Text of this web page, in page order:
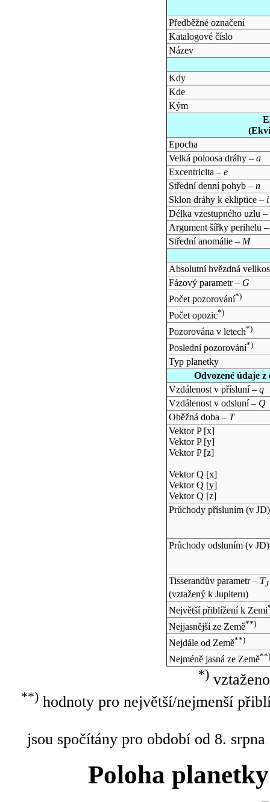
Předběžné označení
Katalogové číslo
Název
Kdy
Kde
Kým
Epocha
Velká poloosa dráhy – a
Excentricita – e
Střední denní pohyb – n
Sklon dráhy k ekliptice – i
Délka vzestupného uzlu –
Argument šířky perihelu
Střední anomálie – M
Absolutní hvězdná
Fázový parametr – G
Počet pozorování*)
Počet opozic*)
Pozorována v letech*)
Poslední pozorování*)
Typ planetky
Odvozené údaje
Vzdálenost v přísluní – q
Vzdálenost v odsluní – Q
Oběžná doba – T
Vektor P [x]
Vektor P [y]
Vektor P [z]
Vektor Q [x]
Vektor Q [y]
Vektor Q [z]
Průchody přísluním (v JD)
Průchody odsluním (v JD)
Tisserandův parametr – TJ
(vztažený k Jupiteru)
Největší přiblížení k Zemi
Nejjasnější ze Země**)
Nejdále od Země**)
Nejméně jasná ze Země**)
*)
**)hodnoty pro největší/nejmenší
jsou spočítány pro období od 8.
Poloha